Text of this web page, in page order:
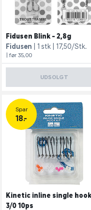
Fidusen Blink - 2,8g
Fidusen
1 stk 17,50/Stk.
| før 35,00
UDSOLGT
Spar
18.-
Kinetic inline single
3/0 10ps